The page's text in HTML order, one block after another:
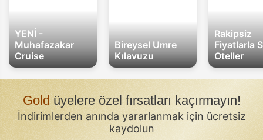
YENİ -
Muhafazakar
Cruise
Bireysel Umre
Kılavuzu
Rakipsiz
Fiyatlarla
Oteller
Goldüyelere özel fırsatları kaçırmayın!
İndirimlerden anında yararlanmak için ücretsiz
kaydolun